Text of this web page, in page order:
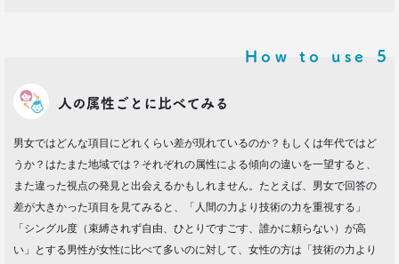
人の属性ごとに比べてみる
How to use 5
男女ではどんな項目にどれくらい差が現れているのか？もしくは年代ではど
うか？はたまた地域では？それぞれの属性による傾向の違いを一望すると、
また違った視点の発見と出会えるかもしれません。たとえば、男女で回答の
差が大きかった項目を見てみると、「人間の力より技術の力を重視する」
「シングル度（束縛されず自由、ひとりですごす、誰かに頼らない）が高
い」とする男性が女性に比べて多いのに対して、女性の方は「技術の力より